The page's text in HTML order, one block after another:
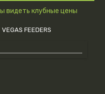
видеть клубные цены
VEGAS FEEDERS